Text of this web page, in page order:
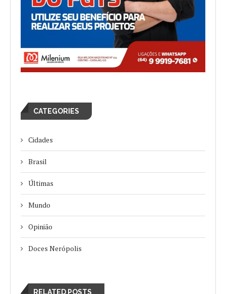
CATEGORIES
Cidades
Brasil
Últimas
Mundo
Opinião
Doces Nerópolis
RELATED POSTS